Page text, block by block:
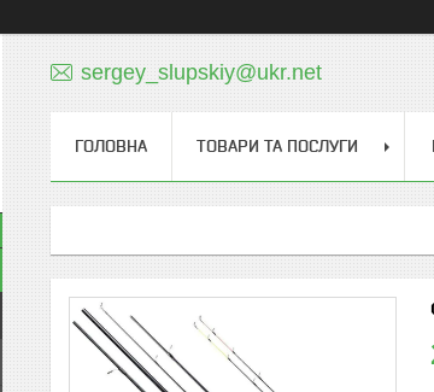
sergey_slupskiy@ukr.net
ГОЛОВНА ТОВАРИ ТА ПОСЛУГИ